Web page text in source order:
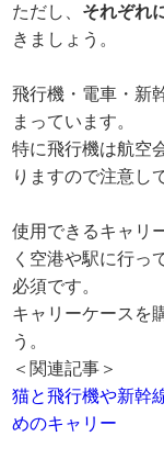
ただし、 それぞれ
きましょう。
飛行機・電車・新
まっています。
特に飛行機は航空
りますので注意し
使用できるキャリ
く空港や駅に行っ
必須です。
キャリーケースを
う。
＜関連記事＞
猫と飛行機や新幹
めのキャリー